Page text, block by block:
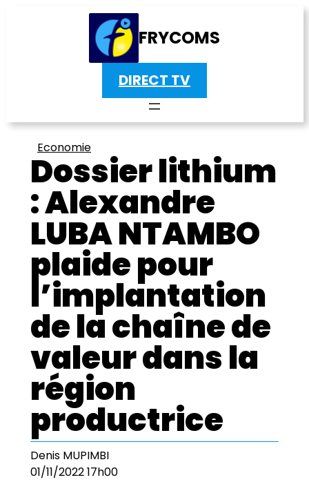
FRYCOMS
DIRECT TV
Economie
Dossier lithium
: Alexandre
LUBA NTAMBO
plaide pour
l’implantation
de la chaîne de
valeur dans la
région
productrice
Denis MUPIMBI
01/11/2022 17h00